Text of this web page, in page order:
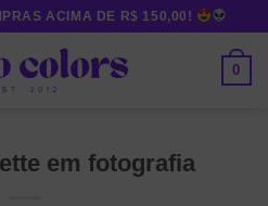
ACIMA DE R$ 150,00!
0
em fotografia